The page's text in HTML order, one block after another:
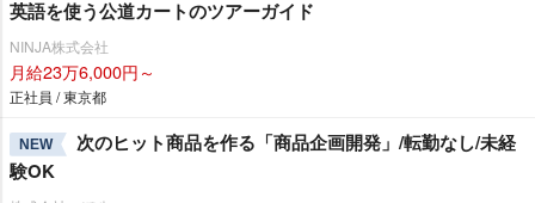
英語を使う公道カートのツアーガイド
NINJA株式会社
月給23万6,000円～
正社員 / 東京都
NEW
次のヒット商品を作る「商品企画開発」/転勤なし/未経
験OK